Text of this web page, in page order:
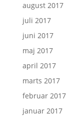
august 2017
juli 2017
juni 2017
maj 2017
april 2017
marts 2017
februar 2017
januar 2017